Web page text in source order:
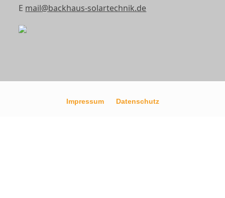
E mail@backhaus-solartechnik.de
Impressum Datenschutz